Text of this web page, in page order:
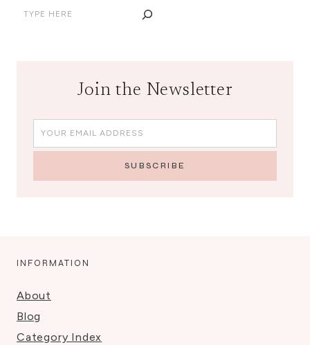
Search
Join the Newsletter
INFORMATION
About
Blog
Category Index